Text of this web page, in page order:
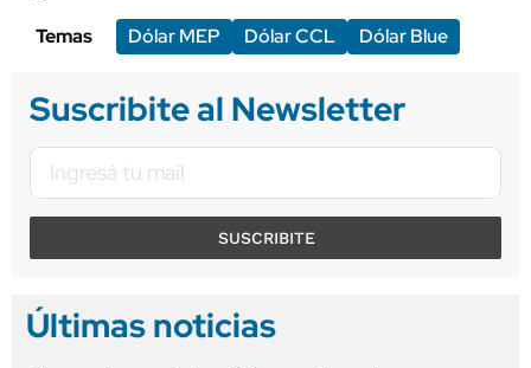
Temas
Dólar MEP Dólar CCL Dólar Blue
Suscribite al Newsletter
SUSCRIBITE
Últimas noticias